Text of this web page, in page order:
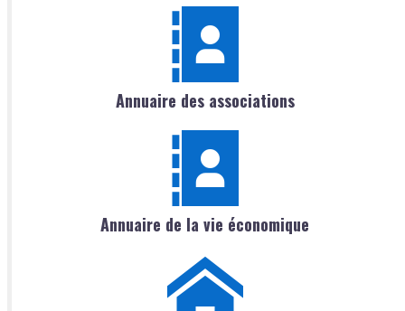
Annuaire des associations
Annuaire de la vie économique